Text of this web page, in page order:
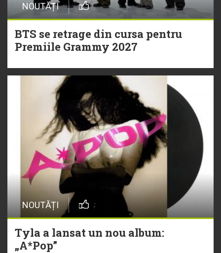
NOUTĂȚI
BTS se retrage din cursa pentru
Premiile Grammy 2027
NOUTĂȚI
Tyla a lansat un nou album:
„A*Pop”